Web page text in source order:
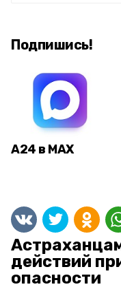
Подпишись!
А24 в MAX
действий
опасности